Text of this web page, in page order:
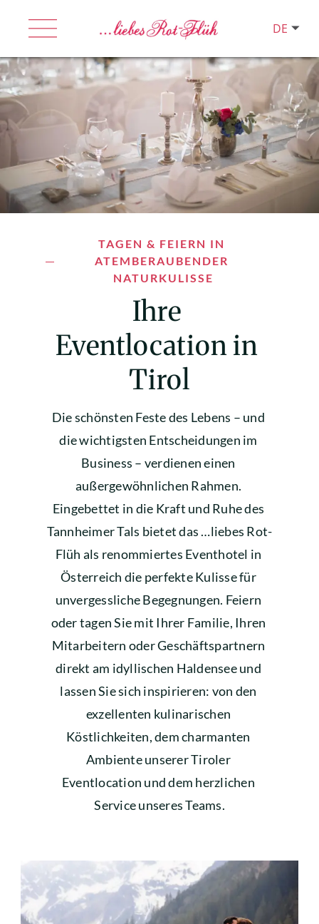
DE
TAGEN & FEIERN IN
ATEMBERAUBENDER
NATURKULISSE
Ihre
Eventlocation in
Tirol
Die schönsten Feste des Lebens – und
die wichtigsten Entscheidungen im
Business – verdienen einen
außergewöhnlichen Rahmen.
Eingebettet in die Kraft und Ruhe des
Tannheimer Tals bietet das …liebes Rot-
Flüh als renommiertes Eventhotel in
Österreich die perfekte Kulisse für
unvergessliche Begegnungen. Feiern
oder tagen Sie mit Ihrer Familie, Ihren
Mitarbeitern oder Geschäftspartnern
direkt am idyllischen Haldensee und
lassen Sie sich inspirieren: von den
exzellenten kulinarischen
Köstlichkeiten, dem charmanten
Ambiente unserer Tiroler
Eventlocation und dem herzlichen
Service unseres Teams.